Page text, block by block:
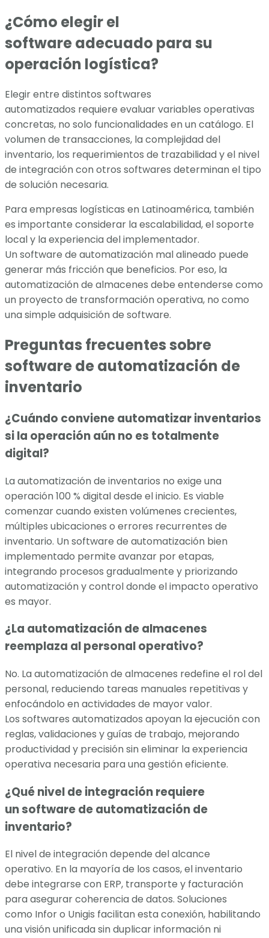
¿Cómo elegir el
software adecuado para su
operación logística?
Elegir entre distintos softwares
automatizados requiere evaluar variables operativas
concretas, no solo funcionalidades en un catálogo. El
volumen de transacciones, la complejidad del
inventario, los requerimientos de trazabilidad y el nivel
de integración con otros softwares determinan el tipo
de solución necesaria.
Para empresas logísticas en Latinoamérica, también
es importante considerar la escalabilidad, el soporte
local y la experiencia del implementador.
Un software de automatización mal alineado puede
generar más fricción que beneficios. Por eso, la
automatización de almacenes debe entenderse como
un proyecto de transformación operativa, no como
una simple adquisición de software.
Preguntas frecuentes sobre
software de automatización de
inventario
¿Cuándo conviene automatizar inventarios
si la operación aún no es totalmente
digital?
La automatización de inventarios no exige una
operación 100 % digital desde el inicio. Es viable
comenzar cuando existen volúmenes crecientes,
múltiples ubicaciones o errores recurrentes de
inventario. Un software de automatización bien
implementado permite avanzar por etapas,
integrando procesos gradualmente y priorizando
automatización y control donde el impacto operativo
es mayor.
¿La automatización de almacenes
reemplaza al personal operativo?
No. La automatización de almacenes redefine el rol del
personal, reduciendo tareas manuales repetitivas y
enfocándolo en actividades de mayor valor.
Los softwares automatizados apoyan la ejecución con
reglas, validaciones y guías de trabajo, mejorando
productividad y precisión sin eliminar la experiencia
operativa necesaria para una gestión eficiente.
¿Qué nivel de integración requiere
un software de automatización de
inventario?
El nivel de integración depende del alcance
operativo. En la mayoría de los casos, el inventario
debe integrarse con ERP, transporte y facturación
para asegurar coherencia de datos. Soluciones
como Infor o Unigis facilitan esta conexión, habilitando
una visión unificada sin duplicar información ni